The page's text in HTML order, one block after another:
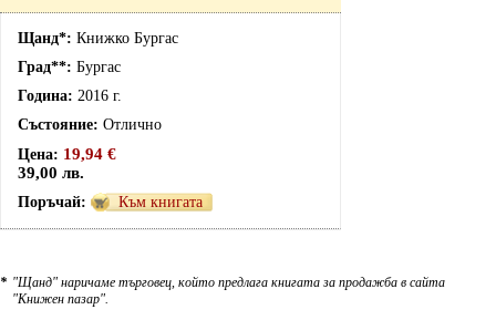
Книжко Бургас
Бургас
2016 г.
Отлично
19,94 €
39,00 лв.
Към книгата
* "Щанд" наричаме търговец, който предлага книгата за продажба в сайта
"Книжен пазар".